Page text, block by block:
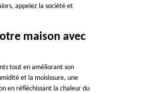
appelez la société et
maison avec
tout en améliorant son
et la moisissure, une
en réfléchissant la chaleur du